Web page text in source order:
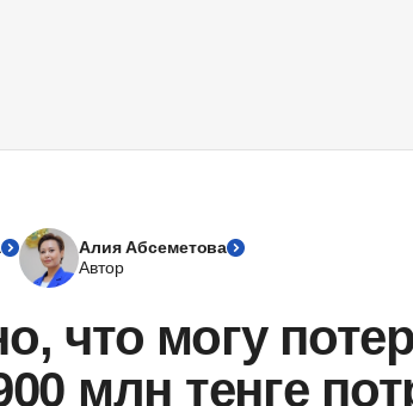
Алия Абсеметова
Автор
что могу
млн тенге